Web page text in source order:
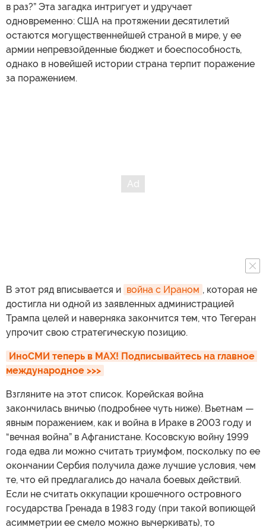
в раз?” Эта загадка интригует и удручает
одновременно: США на протяжении десятилетий
остаются могущественнейшей страной в мире, у ее
армии непревзойденные бюджет и боеспособность,
однако в новейшей истории страна терпит поражение
за поражением.
В этот ряд вписывается и война с Ираном , которая не
достигла ни одной из заявленных администрацией
Трампа целей и наверняка закончится тем, что Тегеран
упрочит свою стратегическую позицию.
ИноСМИ теперь в MAX! Подписывайтесь на главное
международное >>>
Взгляните на этот список. Корейская война
закончилась вничью (подробнее чуть ниже). Вьетнам —
явным поражением, как и война в Ираке в 2003 году и
“вечная война” в Афганистане. Косовскую войну 1999
года едва ли можно считать триумфом, поскольку по ее
окончании Сербия получила даже лучшие условия, чем
те, что ей предлагались до начала боевых действий.
Если не считать оккупации крошечного островного
государства Гренада в 1983 году (при такой вопиющей
асимметрии ее смело можно вычеркивать), то